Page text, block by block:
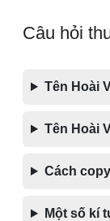
Câu hỏi
Tên Hoài
Tên Hoài
Cách
Một số kí